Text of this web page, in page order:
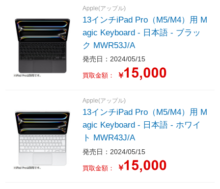
Apple(アップル)
13インチiPad Pro（M5/M4）用 M
agic Keyboard - 日本語 - ブラッ
ク MWR53J/A
発売日：2024/05/15
買取金額： ￥
Apple(アップル)
13インチiPad Pro（M5/M4）用 M
agic Keyboard - 日本語 - ホワイ
ト MWR43J/A
発売日：2024/05/15
買取金額： ￥